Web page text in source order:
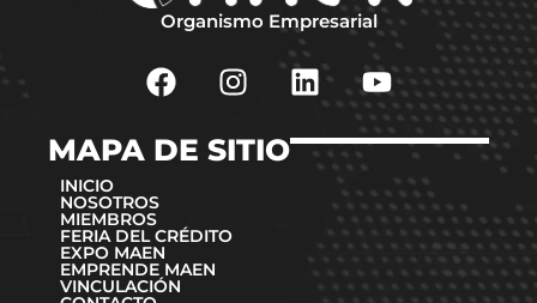
Organismo Empresarial
MAPA DE SITIO
INICIO
NOSOTROS
MIEMBROS
FERIA DEL CRÉDITO
EXPO MAEN
EMPRENDE MAEN
VINCULACIÓN